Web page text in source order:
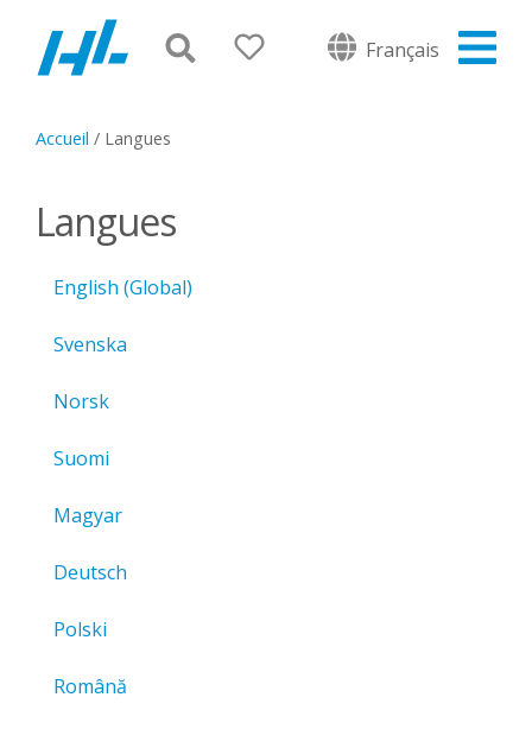
Français
Accueil / Langues
Langues
English (Global)
Svenska
Norsk
Suomi
Magyar
Deutsch
Polski
Română